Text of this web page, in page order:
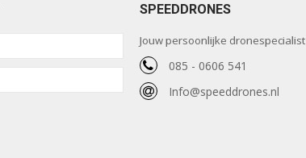
SPEEDDRONES
Jouw persoonlijke dronespecialist
085 - 0606 541
Info@speeddrones.nl